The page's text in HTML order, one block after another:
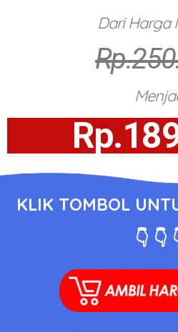
Dari Harga
KLIK TOMBOL
👇 👇